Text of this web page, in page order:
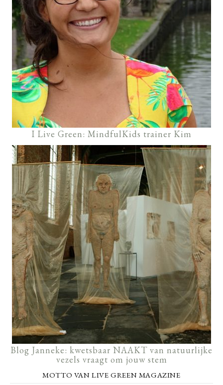
I Live Green: MindfulKids trainer Kim
Blog Janneke: kwetsbaar NAAKT van natuurlijke
vezels vraagt om jouw stem
MOTTO VAN LIVE GREEN MAGAZINE